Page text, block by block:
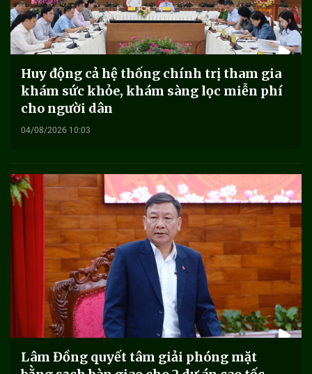
Huy động cả hệ thống chính trị tham gia
khám sức khỏe, khám sàng lọc miễn phí
cho người dân
04/08/2026 10:03
Lâm Đồng quyết tâm giải phóng mặt